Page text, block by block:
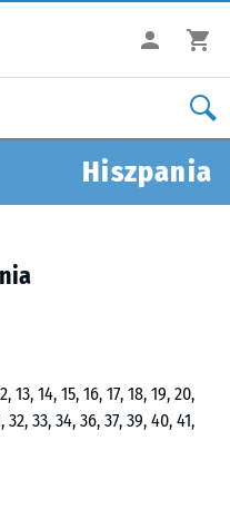
Hiszpania
13, 14, 15, 16, 17, 18, 19, 20,
32, 33, 34, 36, 37, 39, 40, 41,